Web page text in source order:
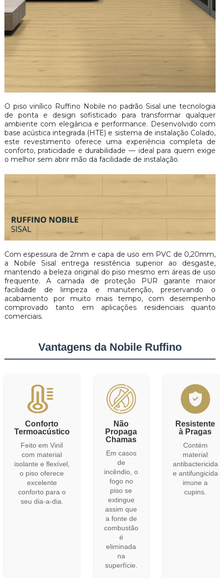
O piso vinílico Ruffino Nobile no padrão Sisal une tecnologia
de ponta e design sofisticado para transformar qualquer
ambiente com elegância e performance. Desenvolvido com
base acústica integrada (HTE) e sistema de instalação Colado,
este revestimento oferece uma experiência completa de
conforto, praticidade e durabilidade — ideal para quem exige
o melhor sem abrir mão da facilidade de instalação.
Com espessura de 2mm e capa de uso em PVC de 0,20mm,
a Nobile Sisal entrega resistência superior ao desgaste,
mantendo a beleza original do piso mesmo em áreas de uso
frequente. A camada de proteção PUR garante maior
facilidade de limpeza e manutenção, preservando o
acabamento por muito mais tempo, com desempenho
comprovado tanto em aplicações residenciais quanto
comerciais.
Vantagens da Nobile Ruffino
Conforto
Termoacústico
Feito em Vinil
com material
isolante e flexível,
o piso oferece
excelente
conforto para o
seu dia-a-dia.
Não
Propaga
Chamas
Em casos
de
incêndio, o
fogo no
piso se
extingue
assim que
a fonte de
combustão
é
eliminada
na
superfície.
Resistente
à Pragas
Contém
material
antibactericida
e antifungicida
imune a
cupins.